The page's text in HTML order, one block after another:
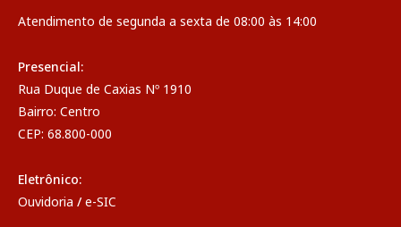
Atendimento de segunda a sexta de 08:00 às 14:00
Presencial:
Rua Duque de Caxias Nº 1910
Bairro: Centro
CEP: 68.800-000
Eletrônico:
Ouvidoria / e-SIC